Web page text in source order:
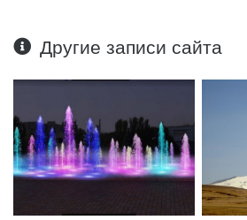
Другие записи сайта